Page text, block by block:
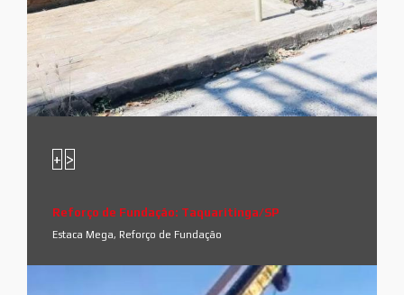
+ >
Reforço de Fundação: Taquaritinga/SP
Estaca Mega, Reforço de Fundação